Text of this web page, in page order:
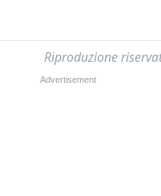
Riproduzione